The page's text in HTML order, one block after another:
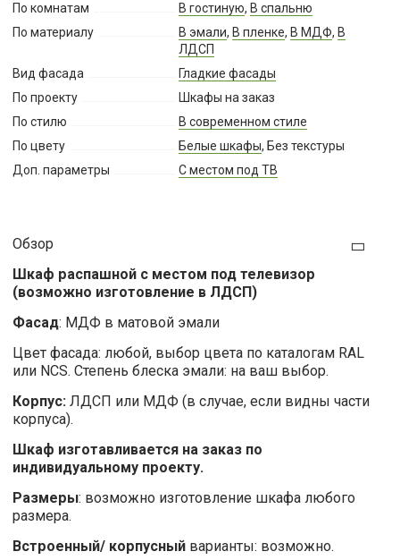
По комнатам
В гостиную, В спальню
По материалу
В эмали, В пленке, В МДФ, В
ЛДСП
Вид фасада
Гладкие фасады
По проекту
Шкафы на заказ
По стилю
В современном стиле
По цвету
Белые шкафы, Без текстуры
Доп. параметры
С местом под ТВ
Обзор
Шкаф распашной с местом под телевизор
(возможно изготовление в ЛДСП)
Фасад: МДФ в матовой эмали
Цвет фасада: любой, выбор цвета по каталогам RAL
или NCS. Степень блеска эмали: на ваш выбор.
Корпус: ЛДСП или МДФ (в случае, если видны части
корпуса).
Шкаф изготавливается на заказ по
индивидуальному проекту.
Размеры: возможно изготовление шкафа любого
размера.
Встроенный/ корпусный варианты: возможно.